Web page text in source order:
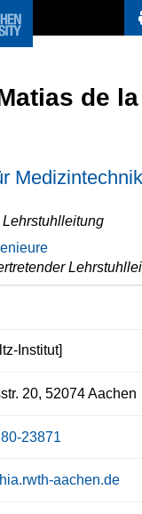
de
Medizintechnik
Lehrstuhlleitung
Institut]
20, 52074 Aachen
23871
aachen.de